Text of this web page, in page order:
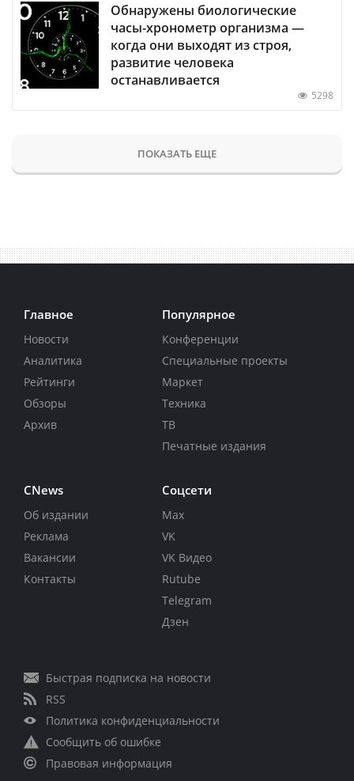
Обнаружены биологические
часы-хронометр организма —
когда они выходят из строя,
развитие человека
останавливается
5298
ПОКАЗАТЬ ЕЩЕ
Главное
Новости
Аналитика
Рейтинги
Обзоры
Архив
Популярное
Конференции
Специальные проекты
Маркет
Техника
ТВ
Печатные издания
CNews
Об издании
Реклама
Вакансии
Контакты
Соцсети
Max
VK
VK Видео
Rutube
Telegram
Дзен
Быстрая подписка на новости
RSS
Политика конфиденциальности
Сообщить об ошибке
Правовая информация